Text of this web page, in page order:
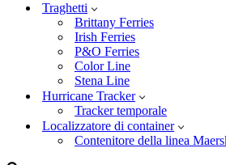
Traghetti
Brittany Ferries
Irish Ferries
P&O Ferries
Color Line
Stena Line
Hurricane Tracker
Tracker temporale
Localizzatore di container
Contenitore della linea